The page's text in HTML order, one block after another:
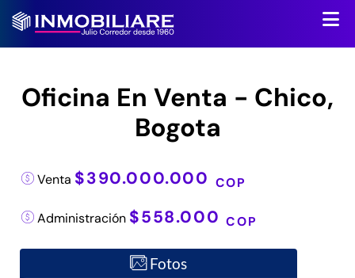
Oficina En Venta - Chico,
Bogota
Venta $390.000.000 COP
Administración $558.000COP
Fotos